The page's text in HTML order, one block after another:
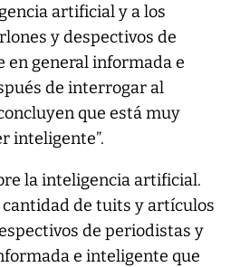
artificial y a los
y despectivos de
en general informada e
de interrogar al
que está muy
inteligente”.
la inteligencia artificial.
cantidad de tuits y artículos
de periodistas y
e inteligente que